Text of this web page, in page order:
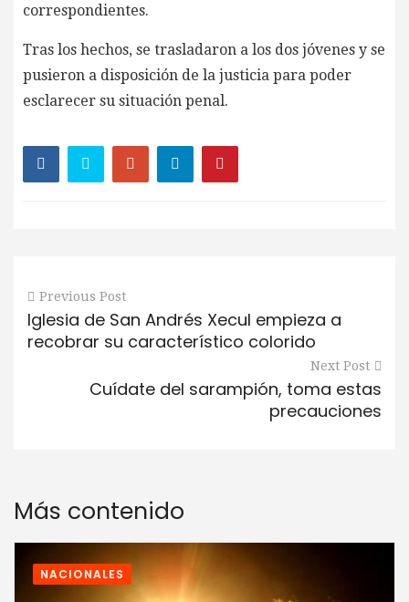
correspondientes.
Tras los hechos, se trasladaron a los dos jóvenes y se
pusieron a disposición de la justicia para poder
esclarecer su situación penal.
Previous Post
Iglesia de San Andrés Xecul empieza a
recobrar su característico colorido
Next Post
Cuídate del sarampión, toma estas
precauciones
Más contenido
NACIONALES